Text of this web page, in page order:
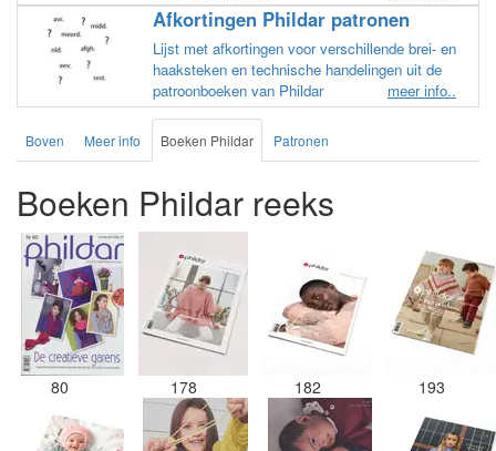
Afkortingen Phildar patronen
Lijst met afkortingen voor verschillende brei- en
haaksteken en technische handelingen uit de
patroonboeken van Phildar
meer info..
Boven Meer info Boeken Phildar Patronen
Boeken Phildar reeks
80 178 182 193